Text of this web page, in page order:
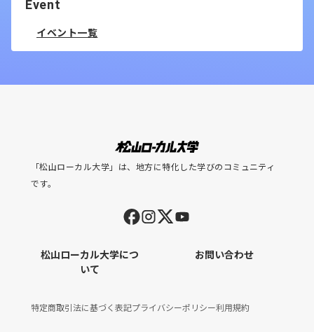
Event
イベント一覧
「松山ローカル大学」は、地方に特化した学びのコミュニティ
です。
松山ローカル大学につ
いて
お問い合わせ
特定商取引法に基づく表記プライバシーポリシー利用規約